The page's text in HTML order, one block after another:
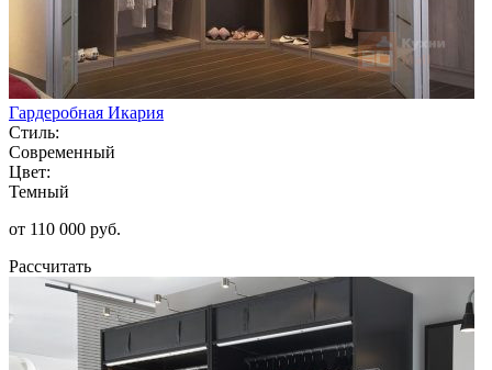
Гардеробная Икария
Стиль:
Современный
Цвет:
Темный
от 110 000 руб.
Рассчитать